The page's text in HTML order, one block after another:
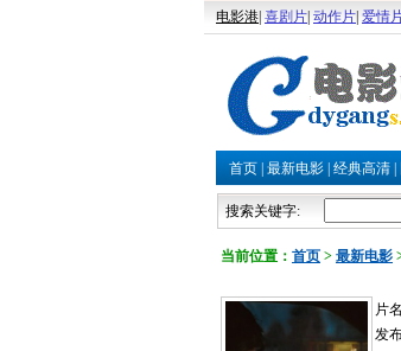
电影港 喜剧片 动作片 爱情
首页 最新电影 经典高清
搜索关键字:
当前位置： 首页 > 最新电影
片
发